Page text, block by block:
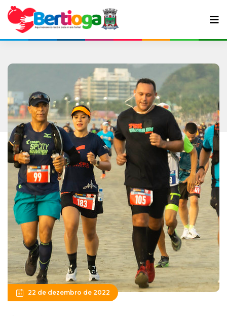
22 de dezembro de 2022